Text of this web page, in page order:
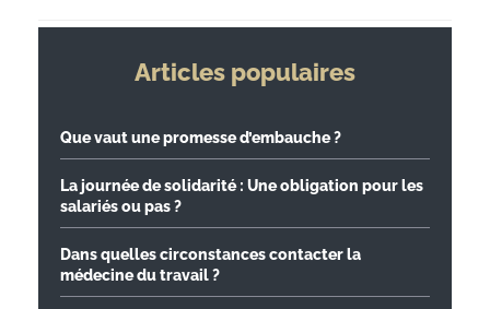
Articles populaires
Que vaut une promesse d’embauche ?
La journée de solidarité : Une obligation pour les
salariés ou pas ?
Dans quelles circonstances contacter la
médecine du travail ?